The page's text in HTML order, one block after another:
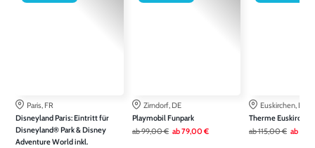
Paris, FR
Disneyland Paris: Eintritt für
Disneyland® Park & Disney
Adventure World inkl.
Zirndorf, DE
Playmobil Funpark
ab99,00 € ab79,00 €
Euskirchen, DE
Therme Euskirchen
ab115,00 € ab